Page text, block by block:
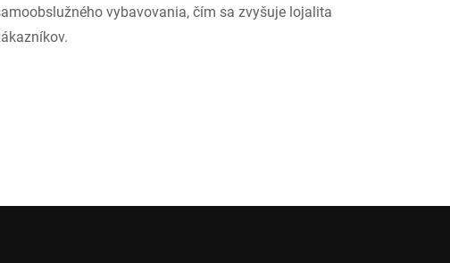
vybavovania, čím sa zvyšuje lojalita